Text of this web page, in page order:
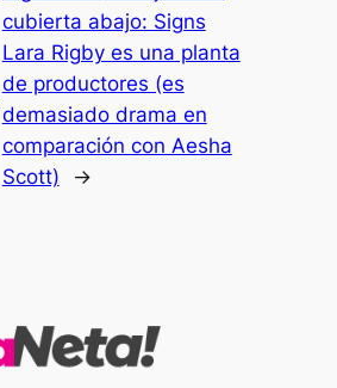
cubierta abajo: Signs
Lara Rigby es una planta
de productores (es
demasiado drama en
comparación con Aesha
Scott)
→